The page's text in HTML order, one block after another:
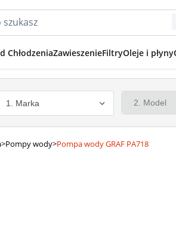
ChłodzeniaZawieszenieFiltryOleje i płyny
>Pompy wody>Pompa wody GRAF PA718